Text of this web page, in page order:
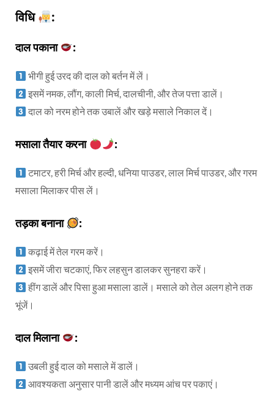
विधि :
दाल पकाना :
भीगी हुई उरद की दाल को बर्तन में लें।
इसमें नमक, लौंग, काली मिर्च, दालचीनी, और तेज पत्ता डालें।
दाल को नरम होने तक उबालें और खड़े मसाले निकाल दें।
मसाला तैयार करना :
टमाटर, हरी मिर्च और हल्दी, धनिया पाउडर, लाल मिर्च पाउडर, और गरम
मसाला मिलाकर पीस लें।
तड़का बनाना :
कढ़ाई में तेल गरम करें।
इसमें जीरा चटकाएं, फिर लहसुन डालकर सुनहरा करें।
हींग डालें और पिसा हुआ मसाला डालें। मसाले को तेल अलग होने तक
भूंजें।
दाल मिलाना :
उबली हुई दाल को मसाले में डालें।
आवश्यकता अनुसार पानी डालें और मध्यम आंच पर पकाएं।